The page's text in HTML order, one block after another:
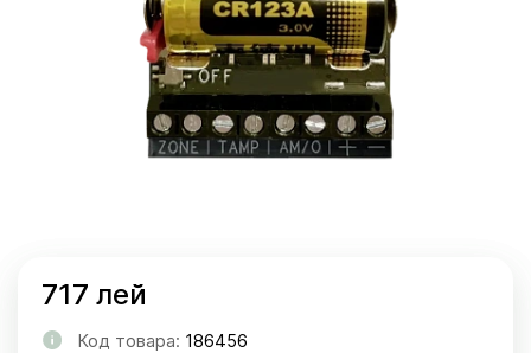
717 лей
Код товара: 186456